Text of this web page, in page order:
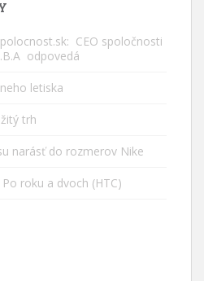
CEO spoločnosti
odpovedá
letiska
trh
narásť do rozmerov Nike
roku a dvoch (HTC)